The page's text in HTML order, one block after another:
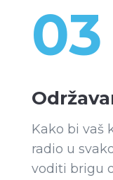
03
Kako bi vaš
radio u
voditi brigu